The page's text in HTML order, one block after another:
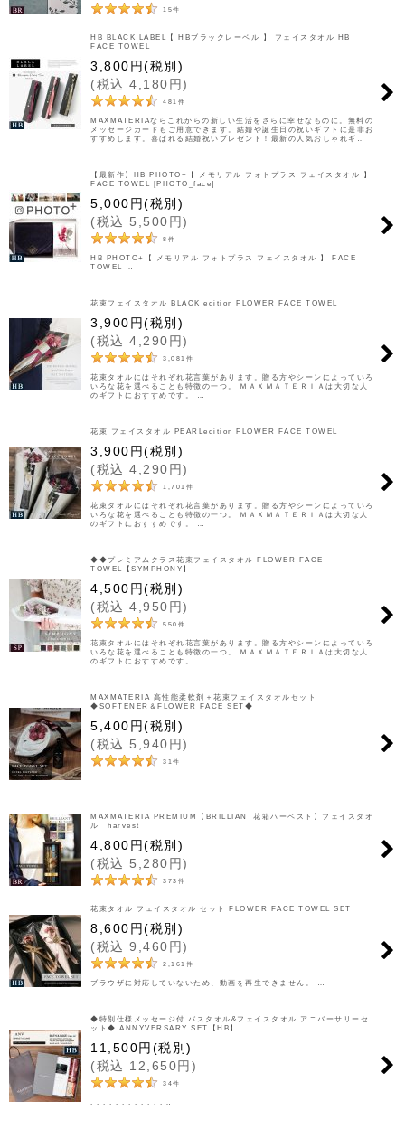
15件
HB BLACK LABEL【 HBブラックレーベル 】 フェイスタオル HB
FACE TOWEL
3,800円(税別)
(税込 4,180 円)
481 件
MAXMATERIAならこれからの新しい生活をさらに幸せなものに。無料の
メッセージカードもご用意できます。結婚や誕生日の祝いギフトに是非お
すすめします。喜ばれる結婚祝いプレゼント！最新の人気おしゃれギ…
【最新作】HB PHOTO+【 メモリアル フォトプラス フェイスタオル 】
FACE TOWEL [PHOTO_face]
5,000円(税別)
(税込 5,500 円)
8 件
HB PHOTO+【 メモリアル フォトプラス フェイスタオル 】 FACE
TOWEL …
花束フェイスタオル BLACK edition FLOWER FACE TOWEL
3,900円(税別)
(税込 4,290 円)
3,081 件
花束タオルにはそれぞれ花言葉があります。贈る方やシーンによっていろ
いろな花を選べることも特徴の一つ。 ＭＡＸＭＡＴＥＲＩＡは大切な人
のギフトにおすすめです。 …
花束 フェイスタオル PEARLedition FLOWER FACE TOWEL
3,900円(税別)
(税込 4,290 円)
1,701 件
花束タオルにはそれぞれ花言葉があります。贈る方やシーンによっていろ
いろな花を選べることも特徴の一つ。 ＭＡＸＭＡＴＥＲＩＡは大切な人
のギフトにおすすめです。 …
◆◆プレミアムクラス花束フェイスタオル FLOWER FACE
TOWEL【SYMPHONY】
4,500円(税別)
(税込 4,950 円)
550 件
花束タオルにはそれぞれ花言葉があります。贈る方やシーンによっていろ
いろな花を選べることも特徴の一つ。 ＭＡＸＭＡＴＥＲＩＡは大切な人
のギフトにおすすめです。 . .
MAXMATERIA 高性能柔軟剤＋花束フェイスタオルセット
◆SOFTENER＆FLOWER FACE SET◆
5,400円(税別)
(税込 5,940 円)
31 件
MAXMATERIA PREMIUM【BRILLIANT花箱ハーベスト】フェイスタオ
ル harvest
4,800円(税別)
(税込 5,280 円)
373 件
花束タオル フェイスタオル セット FLOWER FACE TOWEL SET
8,600円(税別)
(税込 9,460 円)
2,161 件
ブラウザに対応していないため、動画を再生できません。 …
◆特別仕様メッセージ付 バスタオル&フェイスタオル アニバーサリーセ
ット◆ ANNYVERSARY SET【HB】
11,500円 (税別)
(税込 12,650円 )
34件
. . . . . . . . . . . .…